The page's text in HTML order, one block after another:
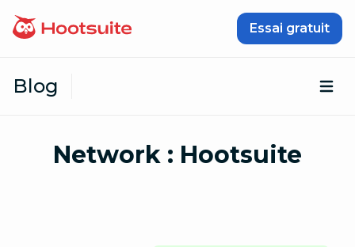
Essai gratuit
Blog
Network : Hootsuite